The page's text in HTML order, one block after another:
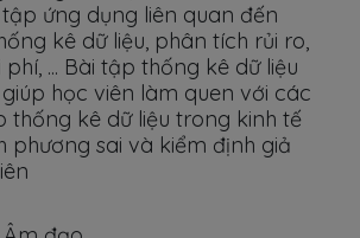
ứng dụng liên quan đến
kê dữ liệu, phân tích rủi ro,
... Bài tập thống kê dữ liệu
học viên làm quen với các
thống kê dữ liệu trong kinh tế
phương sai và kiểm định giả